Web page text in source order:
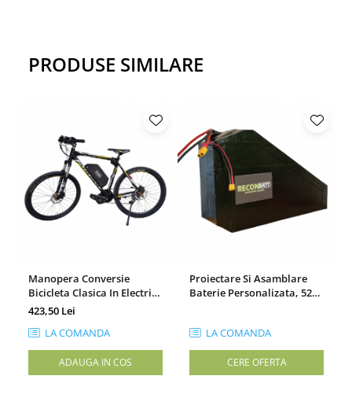
avansului in cuantum stabilit de comun acord, dar minim 30%.
PRODUSE SIMILARE
Manopera Conversie
Bicicleta Clasica In Electrica
- Upgrade Rapid Si
423,50 Lei
LA COMANDA
ADAUGA IN COS
Proiectare Si Asamblare
Baterie Personalizata, 52V,
LA COMANDA
CERE OFERTA